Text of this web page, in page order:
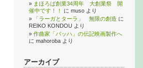
まほろば創業34周年 大創業祭 開
催中です！！
に muso より
「ラーガとターラ」 無限の創造 に
REIKO KONDOU より
作曲家「バッハ」の伝記映画製作へ
に mahoroba より
アーカイブ